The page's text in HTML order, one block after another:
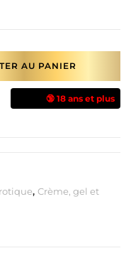
AU PANIER
🔞 18 ans et plus
, Crème, gel et